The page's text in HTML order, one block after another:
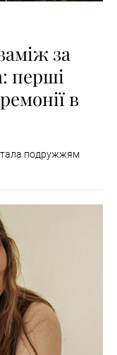
за
перші
в
подружжям